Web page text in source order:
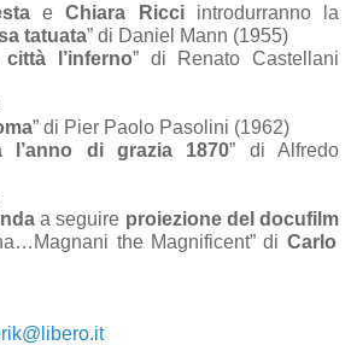
eChiara Ricciintrodurranno la
tatuata” di Daniel Mann (1955)
città l’inferno” di Renato Castellani
” di Pier Paolo Pasolini (1962)
l’anno di grazia 1870” di Alfredo
a seguire proiezione del docufilm
the Magnificent” di Carlo